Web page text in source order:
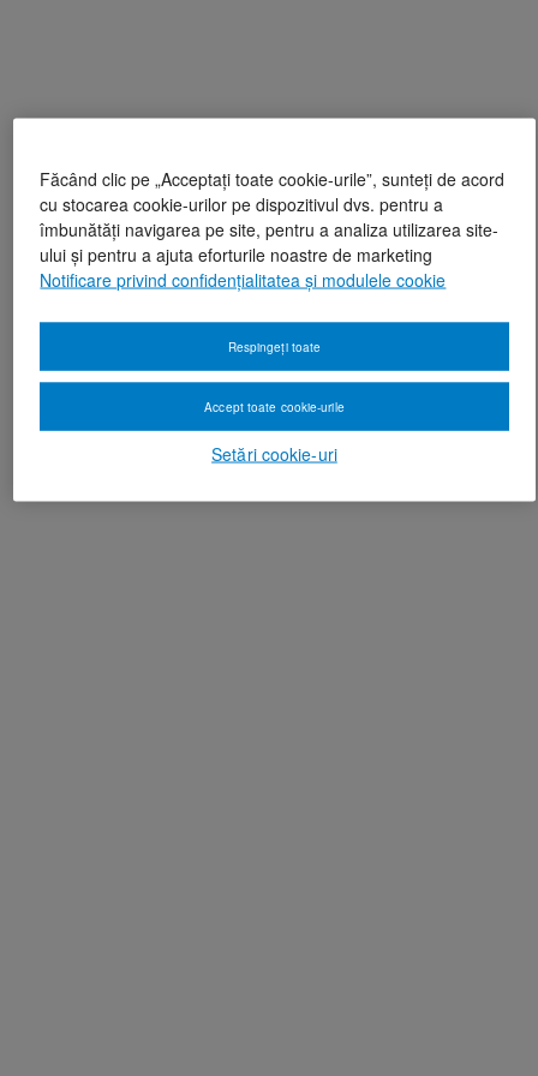
Făcând clic pe „Acceptați toate cookie-urile”, sunteți de acord
cu stocarea cookie-urilor pe dispozitivul dvs. pentru a
îmbunătăți navigarea pe site, pentru a analiza utilizarea site-
ului și pentru a ajuta eforturile noastre de marketing
Notificare privind confidențialitatea și modulele cookie
Setări cookie-uri
Respingeți toate
Accept toate cookie-urile